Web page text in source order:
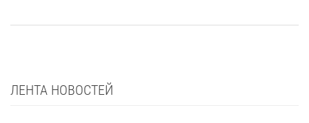
ЛЕНТА НОВОСТЕЙ